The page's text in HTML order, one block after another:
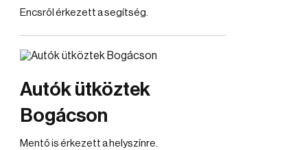
Encsről érkezett a segítség.
Autók ütköztek
Bogácson
Mentő is érkezett a helyszínre.